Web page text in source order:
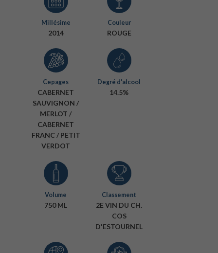
Millésime
2014
Couleur
ROUGE
Cepages
CABERNET
SAUVIGNON /
MERLOT /
CABERNET
FRANC / PETIT
VERDOT
Degré d'alcool
14.5%
Volume
750 ML
Classement
2E VIN DU CH.
COS
D'ESTOURNEL